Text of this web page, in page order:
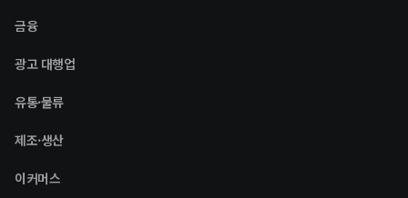
금융
광고 대행업
유통·물류
제조·생산
이커머스